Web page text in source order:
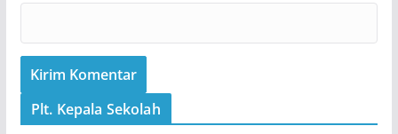
Plt. Kepala Sekolah